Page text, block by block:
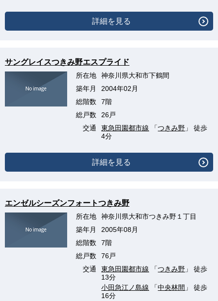
詳細を見る
サングレイスつきみ野エスプライド
所在地
神奈川県大和市下鶴間
築年月
2004年02月
総階数
7階
総戸数
26戸
交通
東急田園都市線 「つきみ野 」 徒歩
4分
詳細を見る
エンゼルシーズンフォートつきみ野
所在地
神奈川県大和市つきみ野１丁目
築年月
2005年08月
総階数
7階
総戸数
76戸
交通
東急田園都市線 「つきみ野 」 徒歩
13分
小田急江ノ島線 「中央林間 」 徒歩
16分